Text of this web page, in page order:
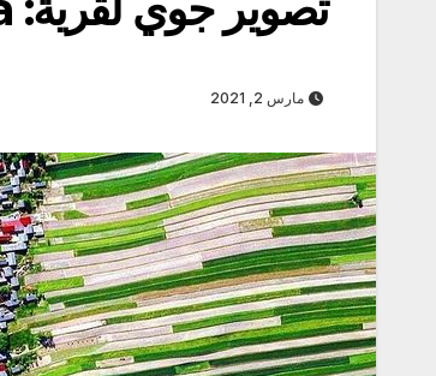
مارس 2, 2021